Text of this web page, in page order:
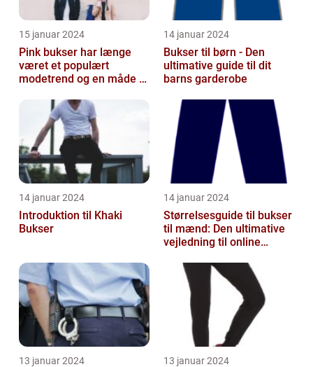
15 januar 2024
Pink bukser har længe
været et populært
modetrend og en måde at
personlighed til en...
14 januar 2024
Bukser til børn - Den
ultimative guide til dit
barns garderobe
14 januar 2024
Introduktion til Khaki
Bukser
14 januar 2024
Størrelsesguide til bukser
til mænd: Den ultimative
vejledning til online
13 januar 2024 13 januar 2024